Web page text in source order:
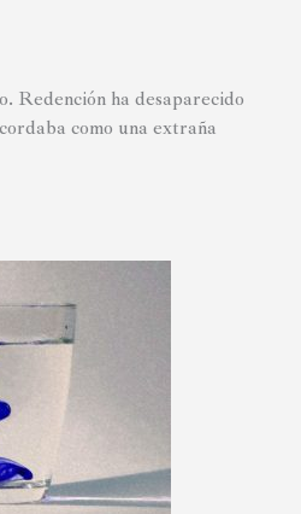
Redención ha desaparecido
como una extraña